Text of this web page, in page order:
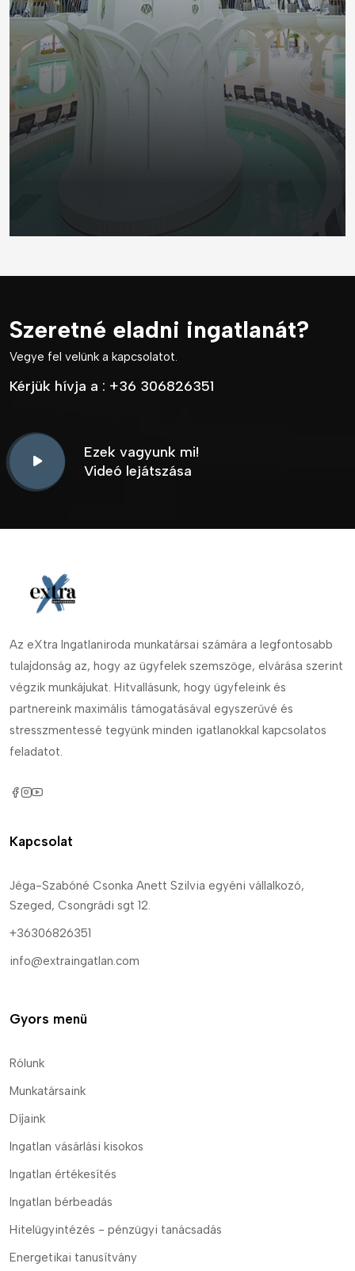
Szeretné eladni ingatlanát?
Vegye fel velünk a kapcsolatot.
Kérjük hívja a : +36 306826351
Ezek vagyunk mi!
Videó lejátszása
Az eXtra Ingatlaniroda munkatársai számára a legfontosabb
tulajdonság az, hogy az ügyfelek szemszöge, elvárása szerint
végzik munkájukat. Hitvallásunk, hogy ügyfeleink és
partnereink maximális támogatásával egyszerűvé és
stresszmentessé tegyünk minden igatlanokkal kapcsolatos
feladatot.
Kapcsolat
Jéga-Szabóné Csonka Anett Szilvia egyéni vállalkozó,
Szeged, Csongrádi sgt 12.
+36306826351
info@extraingatlan.com
Gyors menü
Rólunk
Munkatársaink
Díjaink
Ingatlan vásárlási kisokos
Ingatlan értékesítés
Ingatlan bérbeadás
Hitelügyintézés - pénzügyi tanácsadás
Energetikai tanusítvány